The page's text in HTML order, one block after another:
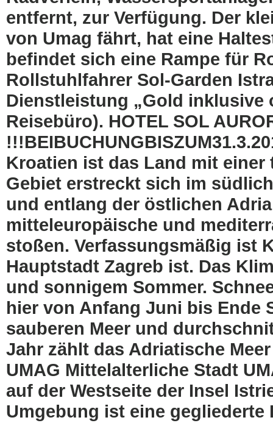
entfernt, zur Verfügung. Der
von Umag fährt, hat eine
befindet sich eine Rampe für
Rollstuhlfahrer Sol-Garden
Dienstleistung „Gold inklusive
Reisebüro). HOTEL SOL
Kroatien ist das Land mit
Gebiet erstreckt sich im
und entlang der östlichen
mitteleuropäische und
stoßen. Verfassungsmäßig ist
Hauptstadt Zagreb ist. Das
und sonnigem Sommer.
hier von Anfang Juni bis Ende
sauberen Meer und
Jahr zählt das Adriatische
UMAG Mittelalterliche Stadt
auf der Westseite der Insel
Umgebung ist eine